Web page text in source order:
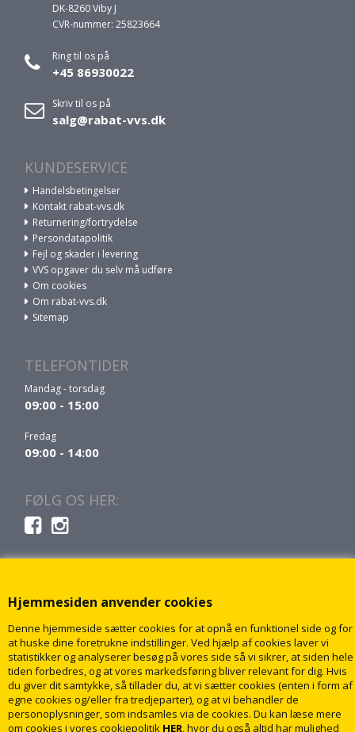
Hjemmesiden anvender cookies
Denne hjemmeside sætter cookies for at opnå en funktionel side og for
at huske dine foretrukne indstillinger. Ved hjælp af cookies laver vi
statistikker og analyserer besøg på vores side så vi sikrer, at siden hele
tiden forbedres, og at vores markedsføring bliver relevant for dig. Hvis
du giver dit samtykke, så tillader du, at vi sætter cookies (enten i form af
egne cookies og/eller fra tredjeparter), og at vi behandler de
personoplysninger, som indsamles via de cookies. Du kan læse mere
om cookies i vores cookiepolitik HER, hvor du også altid har mulighed
DK-8260 Viby J
CVR-nummer: 25823664
Ring til os på
+45 86930022
Skriv til os på
salg@rabat-vvs.dk
KUNDESERVICE
Handelsbetingelser
Kontakt rabat-vvs.dk
Returnering/fortrydelse
Persondatapolitik
Fejl og skader i levering
VVS opgaver du selv må udføre
Om cookies
Om rabat-vvs.dk
Sitemap
TELEFONTIDER
Mandag - torsdag
09:00 - 15:00
Fredag
09:00 - 14:00
FØLG OS HER: